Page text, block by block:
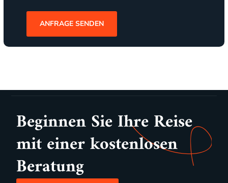
Beginnen Sie Ihre Reise
mit einer kostenlosen
Beratung